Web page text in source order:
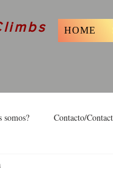
HOME
somos? Contacto/Contact